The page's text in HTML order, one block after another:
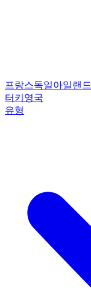
프랑스독일아일랜드
터키 영국
유형